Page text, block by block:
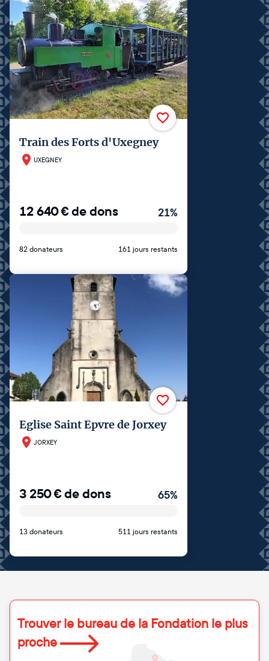
Train des Forts d'Uxegney
UXEGNEY
12 640€de dons 21%
82 donateurs 161 jours restants
Eglise Saint Epvre de Jorxey
JORXEY
3 250€de dons 65%
13 donateurs 511 jours restants
Trouver le bureau de la Fondation le plus
proche